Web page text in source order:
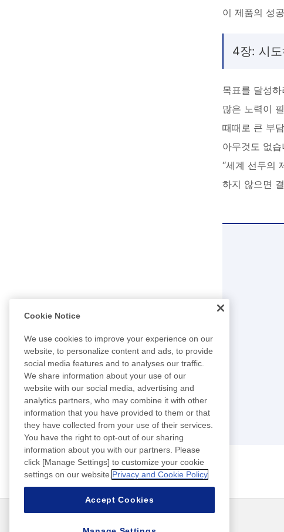
이 제품의 성
4장: 시
목표를 달성
많은 노력이
때때로 큰 부
아무것도 없습
“세계 선두의
하지 않으면
Cookie Notice
We use cookies to improve your experience on our
website, to personalize content and ads, to provide
social media features and to analyses our traffic.
We share information about your use of our
website with our social media, advertising and
analytics partners, who may combine it with other
information that you have provided to them or that
they have collected from your use of their services.
You have the right to opt-out of our sharing
information about you with our partners. Please
click [Manage Settings] to customize your cookie
settings on our website. Privacy and Cookie Policy
Accept Cookies